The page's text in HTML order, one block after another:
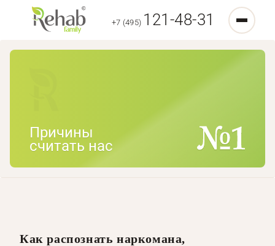
+7 (495) 121-48-31
Причины
считать нас
Как распознать наркомана,